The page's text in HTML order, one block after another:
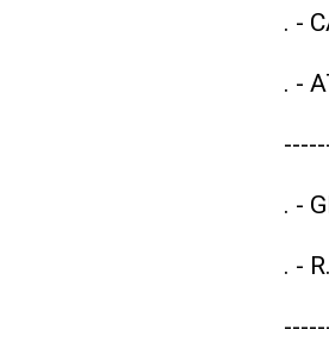
. -
. -
. -
. -